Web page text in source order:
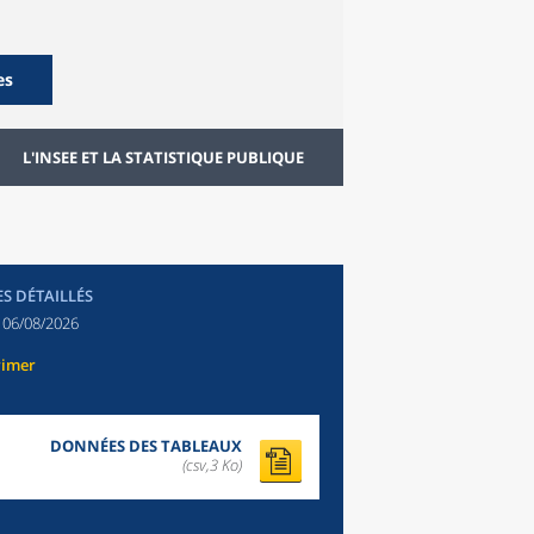
L'INSEE ET LA STATISTIQUE PUBLIQUE
DÉTAILLÉS
06/08/2026
DONNÉES DES TABLEAUX
(csv,3 Ko)